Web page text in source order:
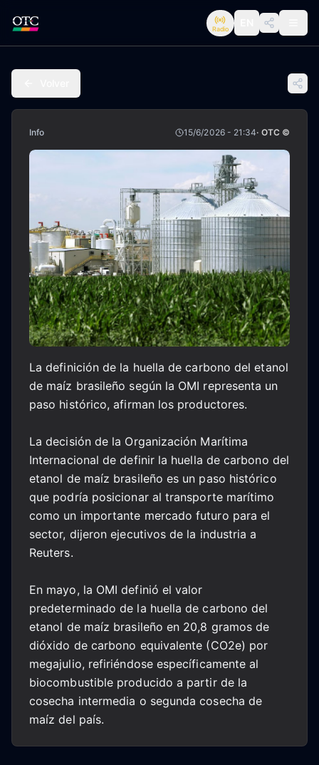
Radio
Info 15/6/2026 - 21:34· OTC ©
La definición de la huella de carbono del etanol
de maíz brasileño según la OMI representa un
paso histórico, afirman los productores.
La decisión de la Organización Marítima
Internacional de definir la huella de carbono del
etanol de maíz brasileño es un paso histórico
que podría posicionar al transporte marítimo
como un importante mercado futuro para el
sector, dijeron ejecutivos de la industria a
Reuters.
En mayo, la OMI definió el valor
predeterminado de la huella de carbono del
etanol de maíz brasileño en 20,8 gramos de
dióxido de carbono equivalente (CO2e) por
megajulio, refiriéndose específicamente al
biocombustible producido a partir de la
cosecha intermedia o segunda cosecha de
maíz del país.